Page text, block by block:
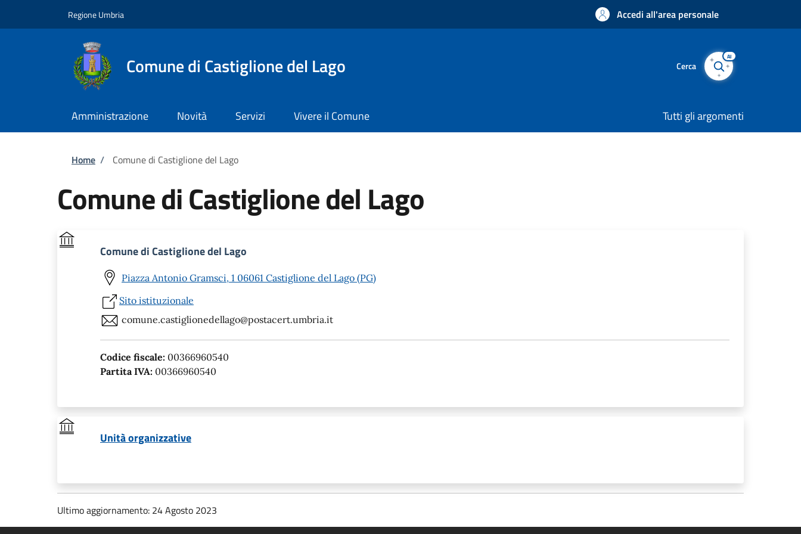
Regione Umbria Accedi all'area personale
Comune di Castiglione del Lago Cerca
AI
Amministrazione Novità Servizi Vivere il Comune Tutti gli argomenti
Briciole di pane
Home / Comune di Castiglione del Lago
Comune di Castiglione del Lago
Comune di Castiglione del Lago
Piazza Antonio Gramsci, 1 06061 Castiglione del Lago (PG)
Sito istituzionale
comune.castiglionedellago@postacert.umbria.it
Codice fiscale: 00366960540
Partita IVA: 00366960540
Unità organizzative
Ultimo aggiornamento: 24 Agosto 2023